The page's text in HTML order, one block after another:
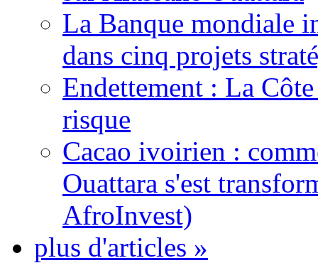
La Banque mondiale
dans cinq projets
Endettement : La
risque
Cacao ivoirien :
Ouattara s'est
AfroInvest)
plus d'articles »